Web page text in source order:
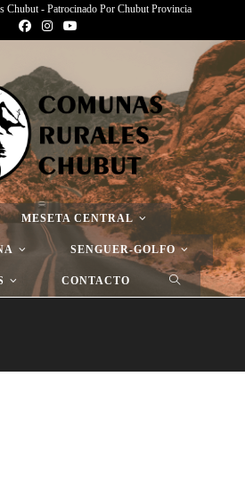
Chubut - Patrocinado Por Chubut Provincia
MESETA CENTRAL
SENGUER-GOLFO
CONTACTO
Nueva